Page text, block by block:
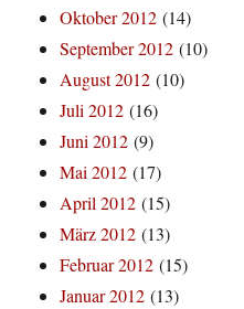
Oktober 2012 (14)
September 2012 (10)
August 2012 (10)
Juli 2012 (16)
Juni 2012 (9)
Mai 2012 (17)
April 2012 (15)
März 2012 (13)
Februar 2012 (15)
Januar 2012 (13)